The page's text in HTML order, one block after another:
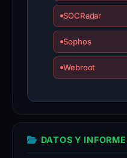
SOCRadar
Sophos
Webroot
DATOS Y